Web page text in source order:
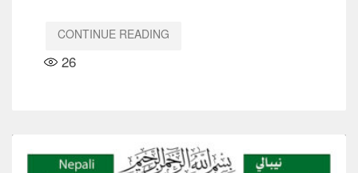
CONTINUE READING
26